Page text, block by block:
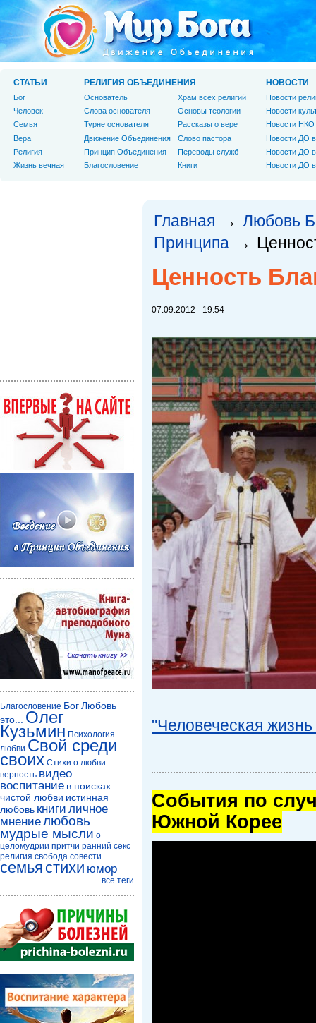
Главная → Любовь
Принципа →
Ценность
07.09.2012 - 19:54
"Человеческая
Cобытия по
Южной Корее
СТАТЬИ
Бог
Человек
Cемья
Вера
Религия
Жизнь вечная
РЕЛИГИЯ ОБЪЕДИНЕНИЯ
Основатель
Слова основателя
Турне основателя
Движение Объединения
Принцип Объединения
Благословение
Храм всех религий
Основы теологии
Рассказы о вере
Слово пастора
Переводы служб
Книги
НОВОСТИ
Новости
Новости
Новости НКО
Новости ДО
Новости ДО
Новости ДО
Благословение БогЛюбовь
это...
Олег
Кузьмин Психология
любви Свой среди
своих Стихи о любви
верность видео
воспитание в поисках
чистой любви истинная
любовь книги личное
мнениелюбовь
мудрые мысли о
целомудрии притчи ранний секс
религия свобода совести
семья стихи юмор
все теги